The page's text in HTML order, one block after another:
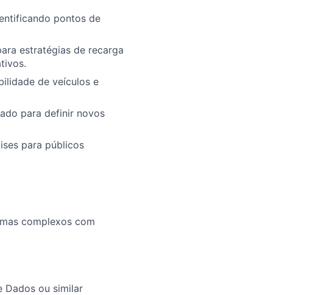
pontos de
estratégias de recarga
de veículos e
para definir novos
para públicos
complexos com
Dados ou similar